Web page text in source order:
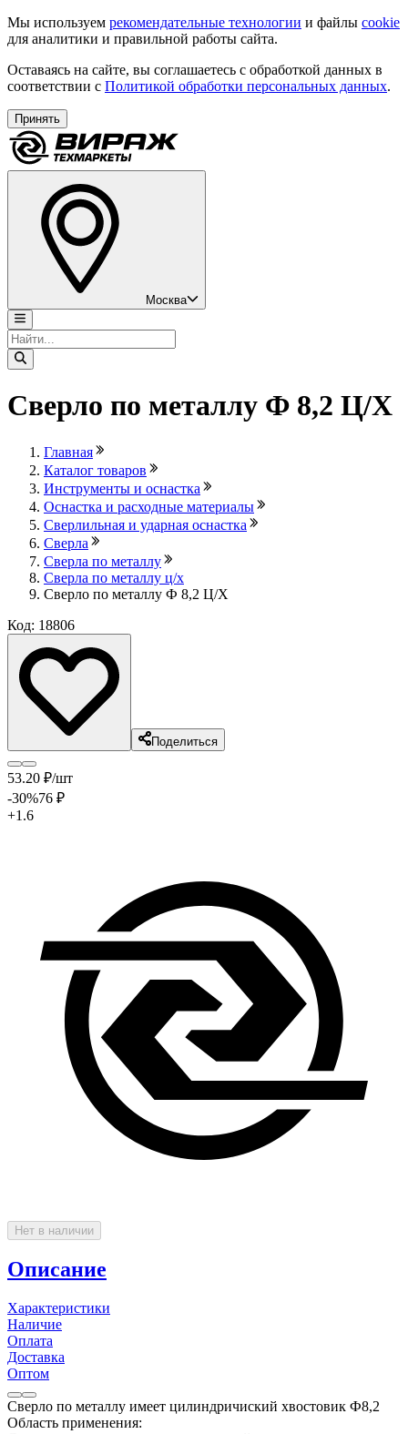
Мы используем рекомендательные технологии и файлы cookie
для аналитики и правильной работы сайта.
Оставаясь на сайте, вы соглашаетесь с обработкой данных в
соответствии с Политикой обработки персональных данных.
Принять
Москва
Сверло по металлу Ф 8,2 Ц/Х
Главная
Каталог товаров
Инструменты и оснастка
Оснастка и расходные материалы
Сверлильная и ударная оснастка
Сверла
Сверла по металлу
Сверла по металлу ц/х
Сверло по металлу Ф 8,2 Ц/Х
Код: 18806
Поделиться
53.20 ₽/шт
-30%76 ₽
+1.6
Нет в наличии
Описание
Характеристики
Наличие
Оплата
Доставка
Оптом
Сверло по металлу имеет цилиндричиский хвостовик Ф8,2
Область применения: